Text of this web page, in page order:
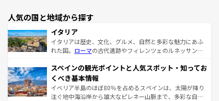
人気の国と地域から探す
イタリア
イタリアは歴史、文化、グルメ、自然と多彩な魅力にあふ
れた国。 ローマの古代遺跡やフィレンツェのルネッサンス
ろん、トスカーナの美しい田園風景やアマルフィ海岸の絶
景など、自然景観も見逃せない。観光の合間には、本場の
ピザやパスタなど、絶品のイタリア料理を堪能することも
できる。朝目覚めてから夜眠るまで、すべての瞬間を楽し
スペインの観光ポイントと人気スポット・知ってお
くべき基本情報
イベリア半島のほぼ80％を占めるスペインは、太陽が降り
注ぐ地中海沿岸から雄大なピレネー山脈まで、多彩な自然